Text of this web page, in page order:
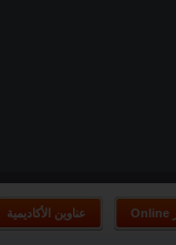
عناوين الأكاديمية